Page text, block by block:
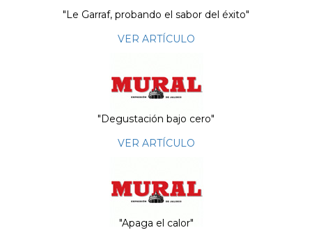
"Le Garraf, probando el sabor del éxito"
VER ARTÍCULO
"Degustación bajo cero"
VER ARTÍCULO
"Apaga el calor"